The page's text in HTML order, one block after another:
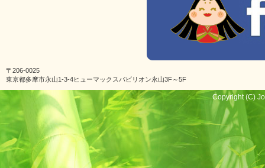
〒206-0025
東京都多摩市永山1-3-4ヒューマックスパビリオン永山3F～5F
Copyright (C)